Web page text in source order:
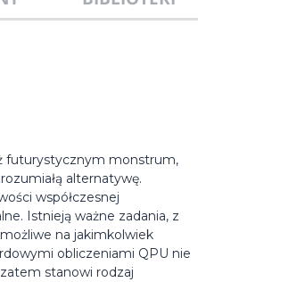
futurystycznym monstrum,
alternatywę.
współczesnej
Istnieją ważne zadania, z
na jakimkolwiek
obliczeniami QPU nie
stanowi rodzaj